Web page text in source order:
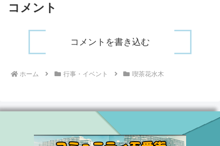
コメント
コメントを書き込む
ホーム 行事・イベント 喫茶花水木